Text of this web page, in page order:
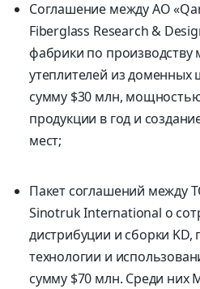
Соглашение между АО
Fiberglass Research &
фабрики по производству
утеплителей из доменных
сумму $30 млн,
продукции в год и
мест;
Пакет соглашений между
Sinotruk International о
дистрибуции и сборки
технологии и
сумму $70 млн. Среди них